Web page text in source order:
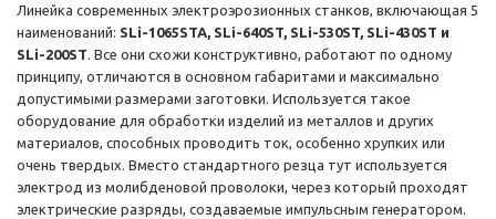
Линейка современных электроэрозионных станков, включающая 5
наименований: SLi-1065STA, SLi-640ST, SLi-530ST, SLi-430ST и
SLi-200ST. Все они схожи конструктивно, работают по одному
принципу, отличаются в основном габаритами и максимально
допустимыми размерами заготовки. Используется такое
оборудование для обработки изделий из металлов и других
материалов, способных проводить ток, особенно хрупких или
очень твердых. Вместо стандартного резца тут используется
электрод из молибденовой проволоки, через который проходят
электрические разряды, создаваемые импульсным генератором.